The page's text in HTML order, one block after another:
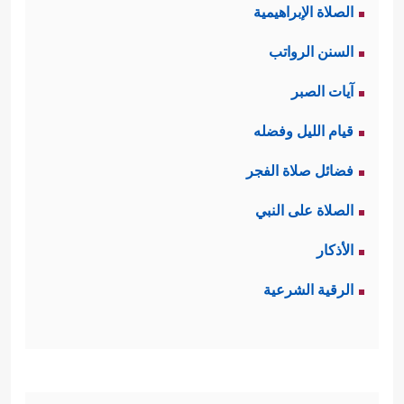
بآيات الله، ونقضهم الميثاق الإلهي،
وقتلهم الأنبياء، وحرصهم على قتل
السيد المسيح، وانتهت بأخذهم الربا
وأكلهم لأموال الناس بالباطل
بِغَیۡرِ حَقࣲّ﴾
مَرۡیَمَ﴾
الصلاة الإبراهيمية
السنن الرواتب
آيات الصبر
قيام الليل وفضله
فضائل صلاة الفجر
الصلاة على النبي
الأذكار
الرقية الشرعية